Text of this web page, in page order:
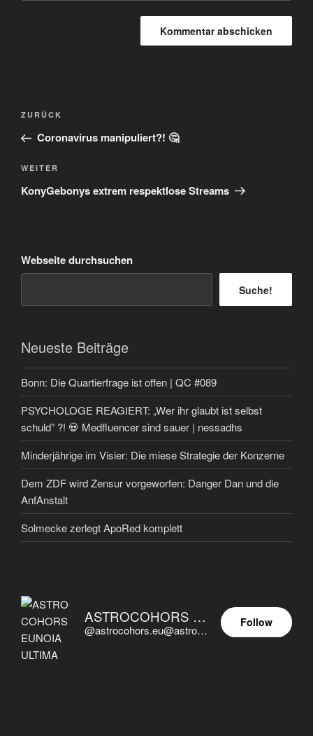
Beitragsnavigation
Vorheriger
Beitrag
ZURÜCK
Coronavirus manipuliert?! 🤔
Nächster
Beitrag
WEITER
KonyGebonys extrem respektlose Streams
Webseite durchsuchen
Suche!
Neueste Beiträge
Bonn: Die Quartierfrage ist offen | QC #089
PSYCHOLOGE REAGIERT: „Wer ihr glaubt ist selbst
schuld” ?! 💀 Medfluencer sind sauer | nessadhs
Minderjährige im Visier: Die miese Strategie der Konzerne
Dem ZDF wird Zensur vorgeworfen: Danger Dan und die
AnfAnstalt
Solmecke zerlegt ApoRed komplett
ASTROCOHORS EUNOIA ULTIMA
@astrocohors.eu@astrocohors.eu
Follow